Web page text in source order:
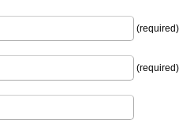
(required)
(required)